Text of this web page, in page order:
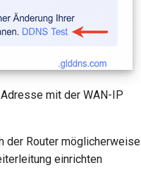
mit der WAN-IP
der Router möglicherweise
einrichten